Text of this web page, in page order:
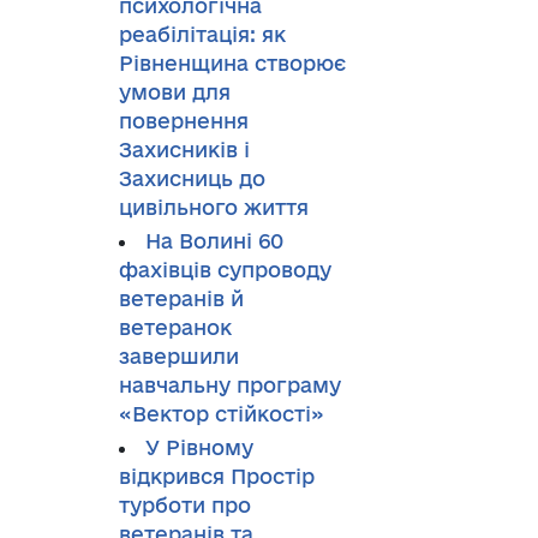
психологічна
реабілітація: як
Рівненщина створює
умови для
повернення
Захисників і
Захисниць до
цивільного життя
На Волині 60
фахівців супроводу
ветеранів й
ветеранок
завершили
навчальну програму
«Вектор стійкості»
У Рівному
відкрився Простір
турботи про